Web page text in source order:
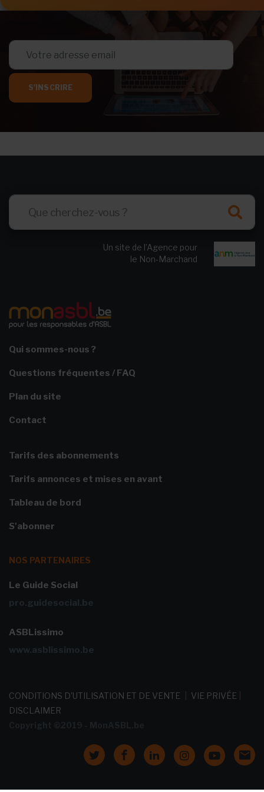
S'INSCRIRE
Un site de l’Agence pour
le Non-Marchand
Qui sommes-nous ?
Questions fréquentes / FAQ
Plan du site
Contact
Tarifs des abonnements
Tarifs annonces et mises en avant
Tableau de bord
S'abonner
NOS PARTENAIRES
Le Guide Social
pro.guidesocial.be
ASBLissimo
www.asblissimo.be
CONDITIONS D'UTILISATION ET DE VENTE VIE PRIVÉE
DISCLAIMER